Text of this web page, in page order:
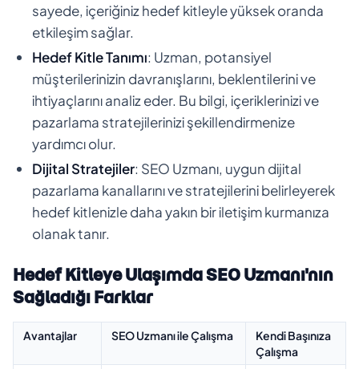
sayede, içeriğiniz hedef kitleyle yüksek oranda
etkileşim sağlar.
Hedef Kitle Tanımı: Uzman, potansiyel
müşterilerinizin davranışlarını, beklentilerini ve
ihtiyaçlarını analiz eder. Bu bilgi, içeriklerinizi ve
pazarlama stratejilerinizi şekillendirmenize
yardımcı olur.
Dijital Stratejiler: SEO Uzmanı, uygun dijital
pazarlama kanallarını ve stratejilerini belirleyerek
hedef kitlenizle daha yakın bir iletişim kurmanıza
olanak tanır.
Hedef Kitleye Ulaşımda SEO Uzmanı'nın
Sağladığı Farklar
Avantajlar SEO Uzmanı ile Çalışma
Kendi Başınıza
Çalışma